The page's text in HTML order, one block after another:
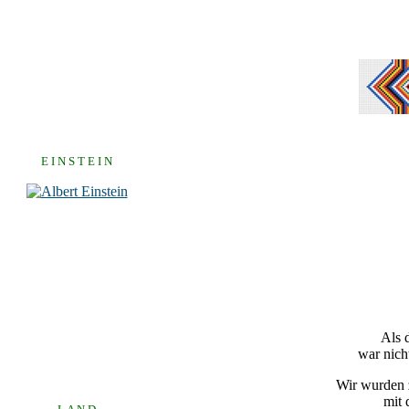
E I N S T E I N
Als
war
Wir wurden
mit